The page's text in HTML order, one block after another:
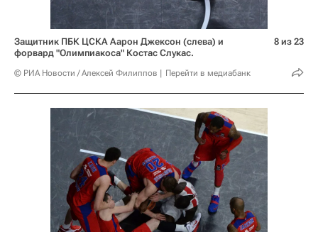
Защитник ПБК ЦСКА Аарон Джексон (слева) и
форвард "Олимпиакоса" Костас Слукас.
© РИА Новости / Алексей Филиппов Перейти в медиабанк
8 из 23